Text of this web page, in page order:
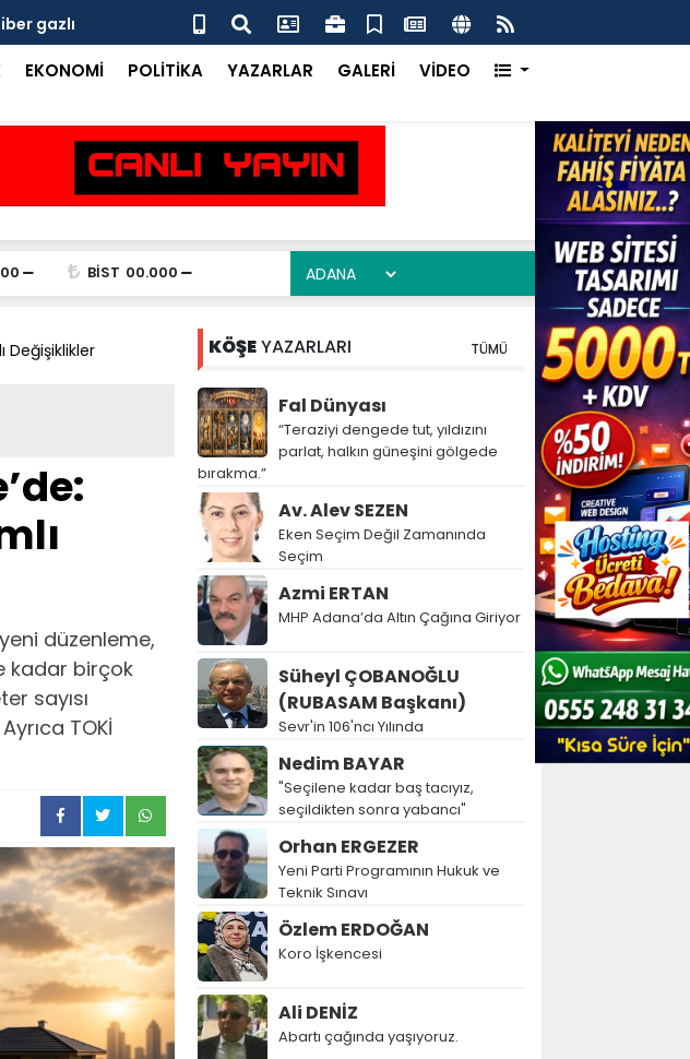
gazlı
Mersin Sinema Ofisi Uluslararası Vitrinde Yerini Aldı
EKONOMİ POLİTİKA YAZARLAR GALERİ VİDEO
BİST 00.000
Değişiklikler
düzenleme,
kadar birçok
sayısı
TOKİ
KÖŞEYAZARLARI TÜMÜ
Fal Dünyası
“Teraziyi dengede tut, yıldızını
parlat, halkın güneşini gölgede
bırakma.”
Av. Alev SEZEN
Eken Seçim Değil Zamanında
Seçim
Azmi ERTAN
MHP Adana’da Altın Çağına Giriyor
Süheyl ÇOBANOĞLU
(RUBASAM Başkanı)
Sevr'in 106'ncı Yılında
Nedim BAYAR
"Seçilene kadar baş tacıyız,
seçildikten sonra yabancı"
Orhan ERGEZER
Yeni Parti Programının Hukuk ve
Teknik Sınavı
Özlem ERDOĞAN
Koro İşkencesi
Ali DENİZ
Abartı çağında yaşıyoruz.